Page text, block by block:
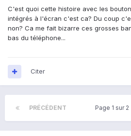
C'est quoi cette histoire avec les
intégrés à l'écran c'est ca? Du coup
non? Ca me fait bizarre ces grosses
bas du téléphone...
Citer
PRÉCÉDENT Page 1 sur 2